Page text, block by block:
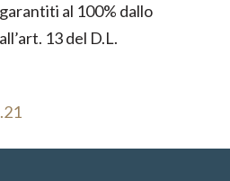
al 100% dallo
13 del D.L.